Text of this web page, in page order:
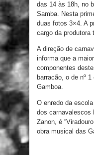
das 14 às 18h, no
Samba. Nesta
duas fotos 3×4. A
cargo da produtora
A direção de
informa que a
componentes
barracão, o de nº
Gamboa.
O enredo da
dos carnavalescos
Zanon, é
obra musical das